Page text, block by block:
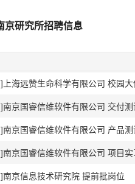
京研究所招聘信息
上海远赞生命科学有限公司 校园大
南京国睿信维软件有限公司 交付测
南京国睿信维软件有限公司 产品测
南京国睿信维软件有限公司 项目实
南京信息技术研究院 提前批岗位